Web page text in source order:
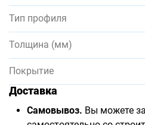
Тип профиля
Толщина (мм)
Покрытие
Доставка
Самовывоз. Вы можете